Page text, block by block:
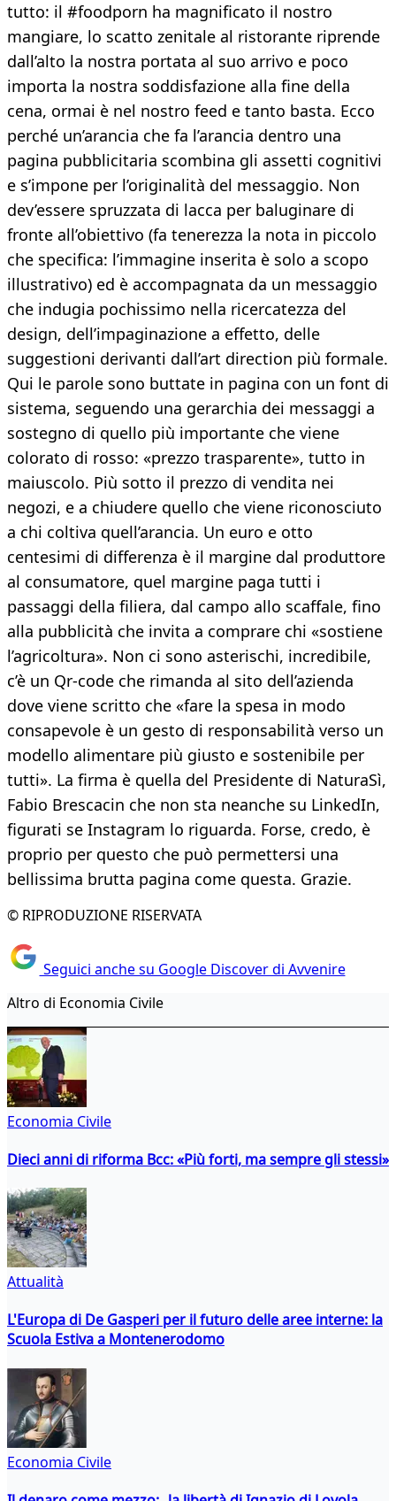
tutto: il #foodporn ha magnificato il nostro
mangiare, lo scatto zenitale al ristorante riprende
dall’alto la nostra portata al suo arrivo e poco
importa la nostra soddisfazione alla fine della
cena, ormai è nel nostro feed e tanto basta. Ecco
perché un’arancia che fa l’arancia dentro una
pagina pubblicitaria scombina gli assetti cognitivi
e s’impone per l’originalità del messaggio. Non
dev’essere spruzzata di lacca per baluginare di
fronte all’obiettivo (fa tenerezza la nota in piccolo
che specifica: l’immagine inserita è solo a scopo
illustrativo) ed è accompagnata da un messaggio
che indugia pochissimo nella ricercatezza del
design, dell’impaginazione a effetto, delle
suggestioni derivanti dall’art direction più formale.
Qui le parole sono buttate in pagina con un font di
sistema, seguendo una gerarchia dei messaggi a
sostegno di quello più importante che viene
colorato di rosso: «prezzo trasparente», tutto in
maiuscolo. Più sotto il prezzo di vendita nei
negozi, e a chiudere quello che viene riconosciuto
a chi coltiva quell’arancia. Un euro e otto
centesimi di differenza è il margine dal produttore
al consumatore, quel margine paga tutti i
passaggi della filiera, dal campo allo scaffale, fino
alla pubblicità che invita a comprare chi «sostiene
l’agricoltura». Non ci sono asterischi, incredibile,
c’è un Qr-code che rimanda al sito dell’azienda
dove viene scritto che «fare la spesa in modo
consapevole è un gesto di responsabilità verso un
modello alimentare più giusto e sostenibile per
tutti». La firma è quella del Presidente di NaturaSì,
Fabio Brescacin che non sta neanche su LinkedIn,
figurati se Instagram lo riguarda. Forse, credo, è
proprio per questo che può permettersi una
bellissima brutta pagina come questa. Grazie.
© RIPRODUZIONE RISERVATA
Seguici anche su Google Discover di Avvenire
Altro di Economia Civile
Economia Civile
Dieci anni di riforma Bcc: «Più forti, ma sempre gli stessi»
Attualità
L'Europa di De Gasperi per il futuro delle aree interne: la
Scuola Estiva a Montenerodomo
Economia Civile